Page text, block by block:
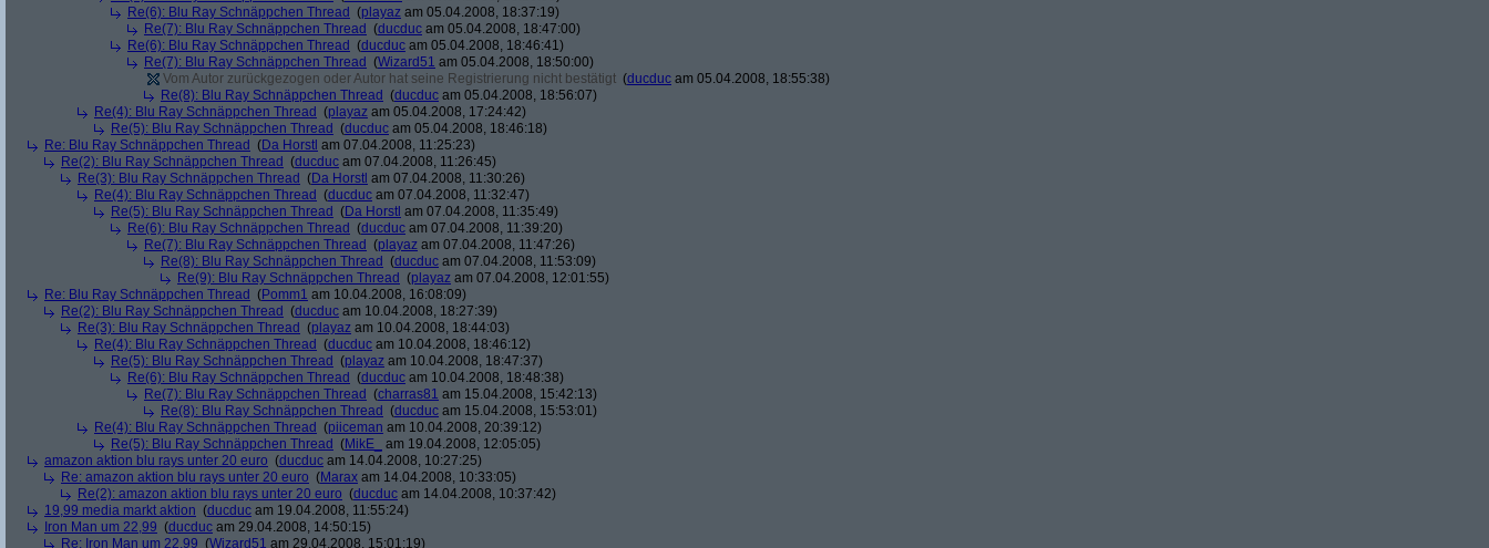
Re(6): Blu Ray Schnäppchen Thread (playaz am 05.04.2008, 18:37:19)
Re(7): Blu Ray Schnäppchen Thread (ducduc am 05.04.2008, 18:47:00)
Re(6): Blu Ray Schnäppchen Thread (ducduc am 05.04.2008, 18:46:41)
Re(7): Blu Ray Schnäppchen Thread (Wizard51 am 05.04.2008, 18:50:00)
Vom Autor zurückgezogen oder Autor hat seine Registrierung nicht bestätigt (ducduc am 05.04.2008, 18:55:38)
Re(8): Blu Ray Schnäppchen Thread (ducduc am 05.04.2008, 18:56:07)
Re(4): Blu Ray Schnäppchen Thread (playaz am 05.04.2008, 17:24:42)
Re(5): Blu Ray Schnäppchen Thread (ducduc am 05.04.2008, 18:46:18)
Re: Blu Ray Schnäppchen Thread (Da Horstl am 07.04.2008, 11:25:23)
Re(2): Blu Ray Schnäppchen Thread (ducduc am 07.04.2008, 11:26:45)
Re(3): Blu Ray Schnäppchen Thread (Da Horstl am 07.04.2008, 11:30:26)
Re(4): Blu Ray Schnäppchen Thread (ducduc am 07.04.2008, 11:32:47)
Re(5): Blu Ray Schnäppchen Thread (Da Horstl am 07.04.2008, 11:35:49)
Re(6): Blu Ray Schnäppchen Thread (ducduc am 07.04.2008, 11:39:20)
Re(7): Blu Ray Schnäppchen Thread (playaz am 07.04.2008, 11:47:26)
Re(8): Blu Ray Schnäppchen Thread (ducduc am 07.04.2008, 11:53:09)
Re(9): Blu Ray Schnäppchen Thread (playaz am 07.04.2008, 12:01:55)
Re: Blu Ray Schnäppchen Thread (Pomm1 am 10.04.2008, 16:08:09)
Re(2): Blu Ray Schnäppchen Thread (ducduc am 10.04.2008, 18:27:39)
Re(3): Blu Ray Schnäppchen Thread (playaz am 10.04.2008, 18:44:03)
Re(4): Blu Ray Schnäppchen Thread (ducduc am 10.04.2008, 18:46:12)
Re(5): Blu Ray Schnäppchen Thread (playaz am 10.04.2008, 18:47:37)
Re(6): Blu Ray Schnäppchen Thread (ducduc am 10.04.2008, 18:48:38)
Re(7): Blu Ray Schnäppchen Thread (charras81 am 15.04.2008, 15:42:13)
Re(8): Blu Ray Schnäppchen Thread (ducduc am 15.04.2008, 15:53:01)
Re(4): Blu Ray Schnäppchen Thread (piiceman am 10.04.2008, 20:39:12)
Re(5): Blu Ray Schnäppchen Thread (MikE_
am 19.04.2008, 12:05:05)
amazon aktion blu rays unter 20 euro (ducduc am 14.04.2008, 10:27:25)
Re: amazon aktion blu rays unter 20 euro (Marax am 14.04.2008, 10:33:05)
Re(2): amazon aktion blu rays unter 20 euro (ducduc am 14.04.2008, 10:37:42)
19,99 media markt aktion (ducduc am 19.04.2008, 11:55:24)
Iron Man um 22,99 (ducduc am 29.04.2008, 14:50:15)
Re: Iron Man um 22,99 (Wizard51 am 29.04.2008, 15:01:19)